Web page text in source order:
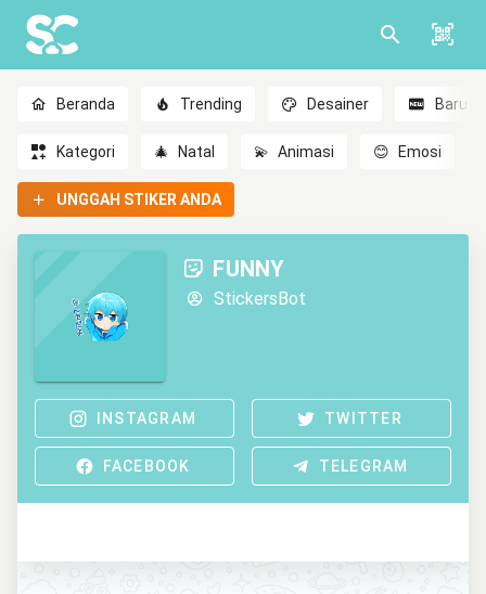
Beranda Trending Desainer Baru
Kategori 🎄 Natal 💫 Animasi 😊 Emosi
UNGGAH STIKER ANDA
FUNNY
StickersBot
INSTAGRAM TWITTER
FACEBOOK TELEGRAM